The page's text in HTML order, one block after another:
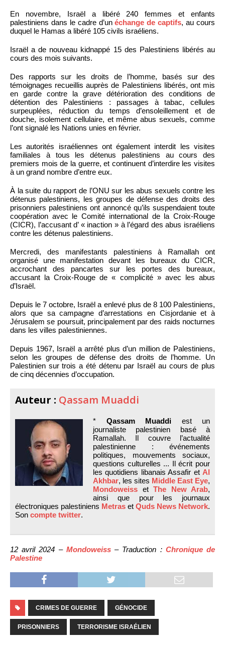
En novembre, Israël a libéré 240 femmes et enfants
palestiniens dans le cadre d’unéchange de captifs, au cours
duquel le Hamas a libéré 105 civils israéliens.
Israël a de nouveau kidnappé 15 des Palestiniens libérés au
cours des mois suivants.
Des rapports sur les droits de l’homme, basés sur des
témoignages recueillis auprès de Palestiniens libérés, ont mis
en garde contre la grave détérioration des conditions de
détention des Palestiniens : passages à tabac, cellules
surpeuplées, réduction du temps d’ensoleillement et de
douche, isolement cellulaire, et même abus sexuels, comme
l’ont signalé les Nations unies en février.
Les autorités israéliennes ont également interdit les visites
familiales à tous les détenus palestiniens au cours des
premiers mois de la guerre, et continuent d’interdire les visites
à un grand nombre d’entre eux.
À la suite du rapport de l’ONU sur les abus sexuels contre les
détenus palestiniens, les groupes de défense des droits des
prisonniers palestiniens ont annoncé qu’ils suspendaient toute
coopération avec le Comité international de la Croix-Rouge
(CICR), l’accusant d’ « inaction » à l’égard des abus israéliens
contre les détenus palestiniens.
Mercredi, des manifestants palestiniens à Ramallah ont
organisé une manifestation devant les bureaux du CICR,
accrochant des pancartes sur les portes des bureaux,
accusant la Croix-Rouge de « complicité » avec les abus
d’Israël.
Depuis le 7 octobre, Israël a enlevé plus de 8 100 Palestiniens,
alors que sa campagne d’arrestations en Cisjordanie et à
Jérusalem se poursuit, principalement par des raids nocturnes
dans les villes palestiniennes.
Depuis 1967, Israël a arrêté plus d’un million de Palestiniens,
selon les groupes de défense des droits de l’homme. Un
Palestinien sur trois a été détenu par Israël au cours de plus
de cinq décennies d’occupation.
Auteur : Qassam Muaddi
* Qassam Muaddi est un
journaliste palestinien basé à
Ramallah. Il couvre l’actualité
palestinienne : événements
politiques, mouvements sociaux,
questions culturelles ... Il écrit pour
les quotidiens libanais Assafir et Al
Akhbar, les sites Middle East Eye,
Mondoweiss et The New Arab,
ainsi que pour les journaux
électroniques palestiniens Metras et Quds News Network.
Son compte twitter.
12 avril 2024 – Mondoweiss– Traduction : Chronique de
Palestine
CRIMES DE GUERRE GÉNOCIDE
PRISONNIERS TERRORISME ISRAÉLIEN